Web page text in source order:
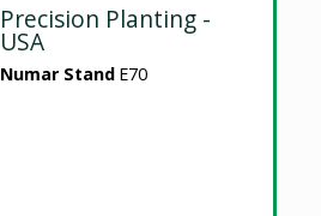
Precision Planting -
USA
Numar Stand E70